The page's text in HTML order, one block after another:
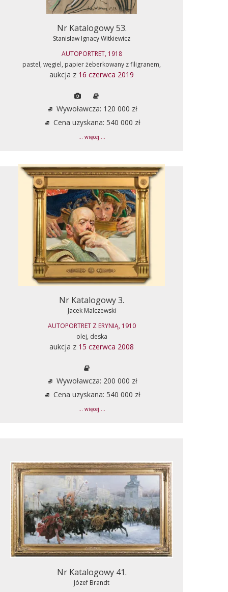
Nr Katalogowy 53.
Stanisław Ignacy Witkiewicz
AUTOPORTRET, 1918
pastel, węgiel, papier żeberkowany z filigranem,
aukcja z 16 czerwca 2019
Wywoławcza: 120 000 zł
Cena uzyskana: 540 000 zł
... więcej ...
Nr Katalogowy 3.
Jacek Malczewski
AUTOPORTRET Z ERYNIĄ, 1910
olej, deska
aukcja z 15 czerwca 2008
Wywoławcza: 200 000 zł
Cena uzyskana: 540 000 zł
... więcej ...
Nr Katalogowy 41.
Józef Brandt